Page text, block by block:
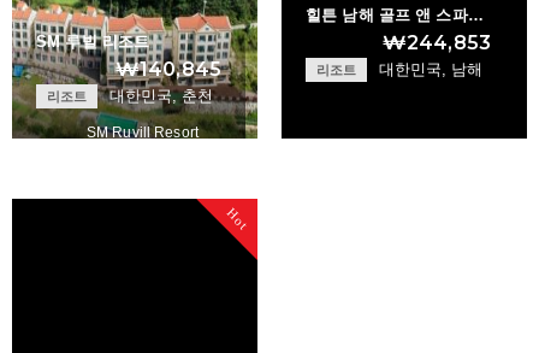
SM 루빌 리조트
₩140,845
리조트 대한민국, 춘천
SM Ruvill Resort
+
힐튼 남해 골프 앤 스파…
₩244,853
리조트 대한민국, 남해
Hot